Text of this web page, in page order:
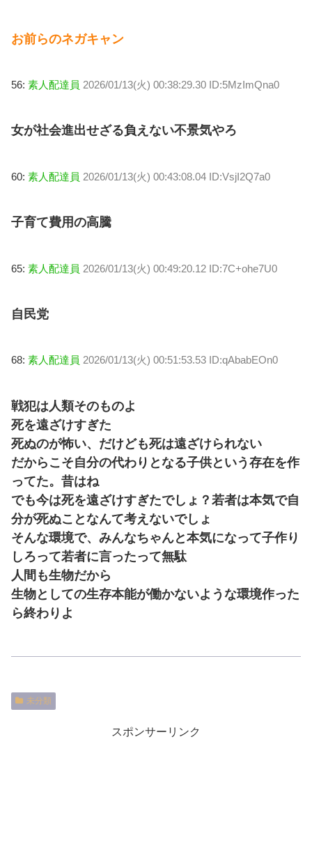
お前らのネガキャン
56: 素人配達員 2026/01/13(火) 00:38:29.30 ID:5MzImQna0
女が社会進出せざる負えない不景気やろ
60: 素人配達員 2026/01/13(火) 00:43:08.04 ID:VsjI2Q7a0
子育て費用の高騰
65: 素人配達員 2026/01/13(火) 00:49:20.12 ID:7C+ohe7U0
自民党
68: 素人配達員 2026/01/13(火) 00:51:53.53 ID:qAbabEOn0
戦犯は人類そのものよ
死を遠ざけすぎた
死ぬのが怖い、だけども死は遠ざけられない
だからこそ自分の代わりとなる子供という存在を作
ってた。昔はね
でも今は死を遠ざけすぎたでしょ？若者は本気で自
分が死ぬことなんて考えないでしょ
そんな環境で、みんなちゃんと本気になって子作り
しろって若者に言ったって無駄
人間も生物だから
生物としての生存本能が働かないような環境作った
ら終わりよ
未分類
スポンサーリンク